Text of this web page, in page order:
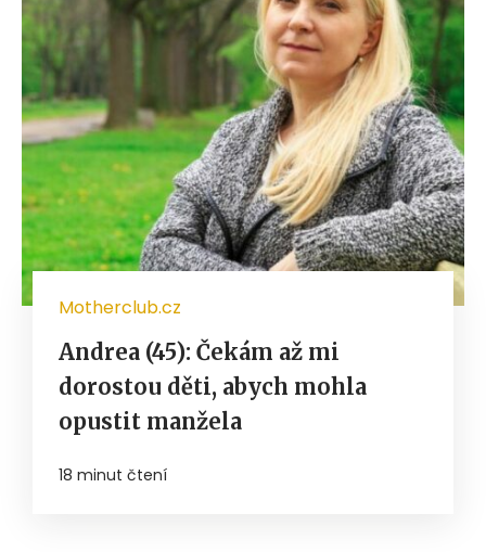
Motherclub.cz
Andrea (45): Čekám až mi
dorostou děti, abych mohla
opustit manžela
18 minut čtení